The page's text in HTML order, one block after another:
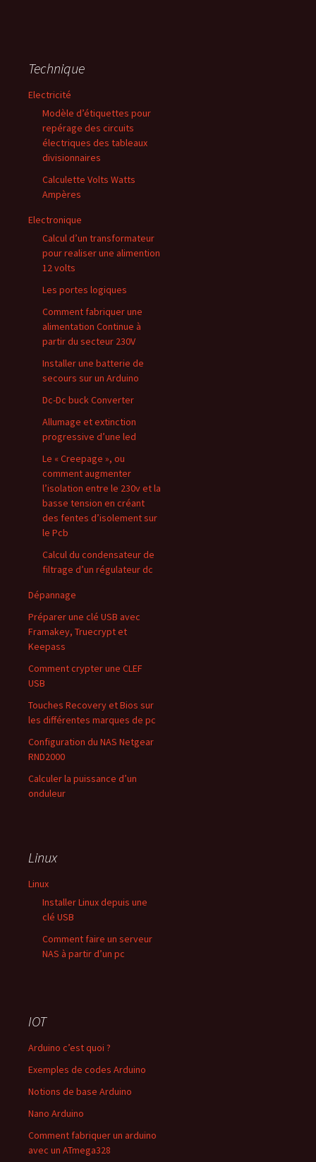
Technique
Electricité
Modèle d’étiquettes pour
repérage des circuits
électriques des tableaux
divisionnaires
Calculette Volts Watts
Ampères
Electronique
Calcul d’un transformateur
pour realiser une alimention
12 volts
Les portes logiques
Comment fabriquer une
alimentation Continue à
partir du secteur 230V
Installer une batterie de
secours sur un Arduino
Dc-Dc buck Converter
Allumage et extinction
progressive d’une led
Le « Creepage », ou
comment augmenter
l’isolation entre le 230v et la
basse tension en créant
des fentes d’isolement sur
le Pcb
Calcul du condensateur de
filtrage d’un régulateur dc
Dépannage
Préparer une clé USB avec
Framakey, Truecrypt et
Keepass
Comment crypter une CLEF
USB
Touches Recovery et Bios sur
les différentes marques de pc
Configuration du NAS Netgear
RND2000
Calculer la puissance d’un
onduleur
Linux
Linux
Installer Linux depuis une
clé USB
Comment faire un serveur
NAS à partir d’un pc
IOT
Arduino c’est quoi ?
Exemples de codes Arduino
Notions de base Arduino
Nano Arduino
Comment fabriquer un arduino
avec un ATmega328